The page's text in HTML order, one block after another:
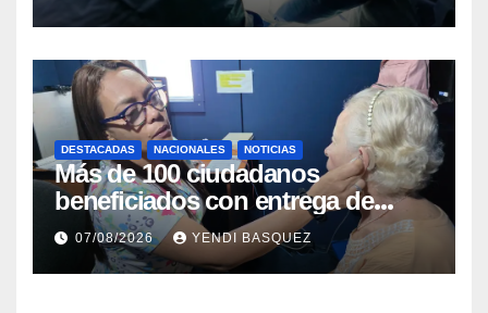
DESTACADAS NACIONALES NOTICIAS
Más de 100 ciudadanos
beneficiados con entrega de
prótesis auditivas en el Centro de
Rehabilitación J.J. Arvelo
07/08/2026 YENDI BASQUEZ